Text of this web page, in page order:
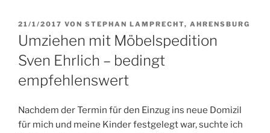
VERÖFFENTLICHT
AM
21/1/2017 VON STEPHAN LAMPRECHT, AHRENSBURG
Umziehen mit Möbelspedition
Sven Ehrlich – bedingt
empfehlenswert
Nachdem der Termin für den Einzug ins neue Domizil
für mich und meine Kinder festgelegt war, suchte ich